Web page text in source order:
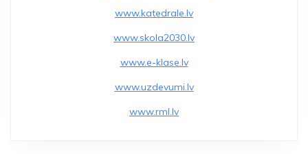
www.katedrale.lv
www.skola2030.lv
www.e-klase.lv
www.uzdevumi.lv
www.rml.lv